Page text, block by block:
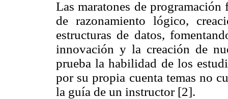
Las maratones de
de razonamiento lógico,
estructuras de datos,
innovación y la creación de
prueba la habilidad de los
por su propia cuenta temas no
la guía de un instructor [2].